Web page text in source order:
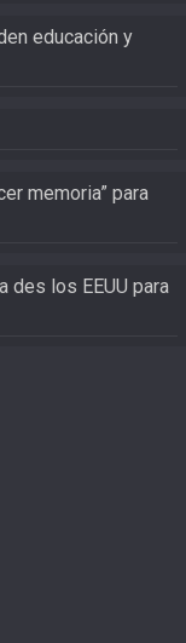
educación y
memoria” para
des los EEUU para